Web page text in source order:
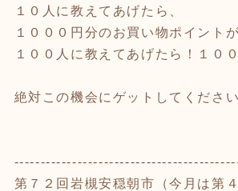
１０人に教えてあげたら、
１０００円分のお買い物ポイント
１００人に教えてあげたら！１０
絶対この機会にゲットしてくださ
第７２回岩槻安穏朝市（今月は第